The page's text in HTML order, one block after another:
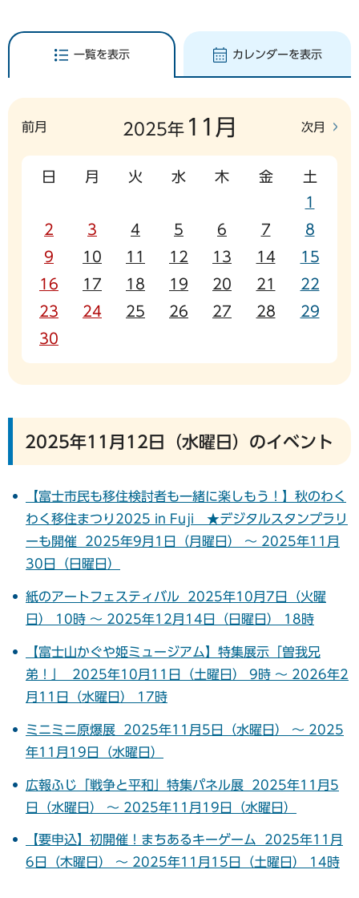
一覧を表示 カレンダーを表示
2025年 11月
前月 次月
日 月 火 水 木 金
土
1
2
3 4 5 6 7
8
9
10 11 12 13 14
15
16
17 18 19 20 21
22
23
24 25 26 27 28
29
30
2025年11月12日（水曜日）のイベント
【富士市民も移住検討者も一緒に楽しもう！】秋のわく
わく移住まつり2025 in Fuji ★デジタルスタンプラリ
ーも開催 2025年9月1日（月曜日） ～ 2025年11月
30日（日曜日）
紙のアートフェスティバル 2025年10月7日（火曜
日） 10時 ～ 2025年12月14日（日曜日） 18時
【富士山かぐや姫ミュージアム】特集展示「曽我兄
弟！」 2025年10月11日（土曜日） 9時 ～ 2026年2
月11日（水曜日） 17時
ミニミニ原爆展 2025年11月5日（水曜日） ～ 2025
年11月19日（水曜日）
広報ふじ「戦争と平和」特集パネル展 2025年11月5
日（水曜日） ～ 2025年11月19日（水曜日）
【要申込】初開催！まちあるキーゲーム 2025年11月
6日（木曜日） ～ 2025年11月15日（土曜日） 14時